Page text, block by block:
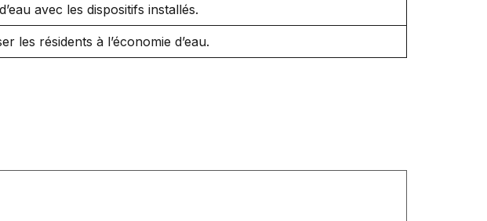
avec les dispositifs installés.
les résidents à l’économie d’eau.